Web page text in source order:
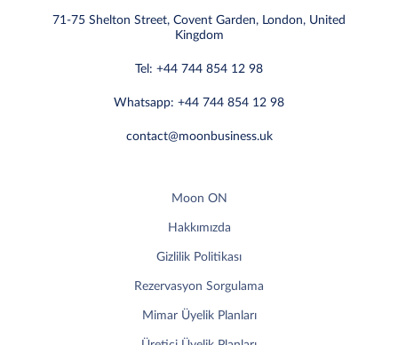
71-75 Shelton Street, Covent Garden, London, United
Kingdom
Tel: +44 744 854 12 98
Whatsapp: +44 744 854 12 98
contact@moonbusiness.uk
Moon ON
Hakkımızda
Gizlilik Politikası
Rezervasyon Sorgulama
Mimar Üyelik Planları